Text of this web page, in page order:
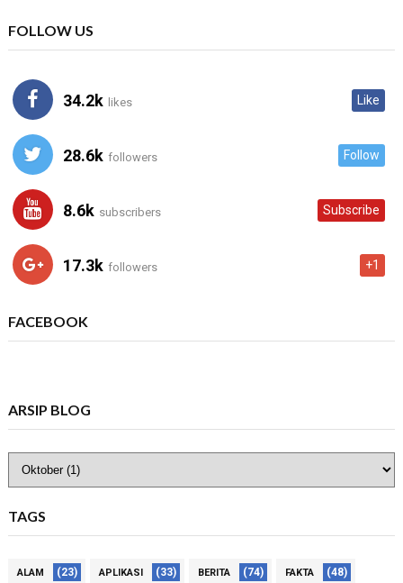
FOLLOW US
34.2k likes Like
28.6k followers Follow
8.6k subscribers Subscribe
17.3k followers +1
FACEBOOK
ARSIP BLOG
TAGS
ALAM (23) APLIKASI (33) BERITA (74) FAKTA (48)